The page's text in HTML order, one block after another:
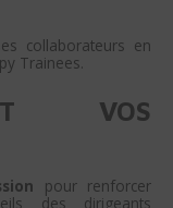
collaborateurs en
Trainees.
VOS
pour renforcer
des dirigeants